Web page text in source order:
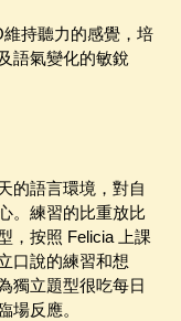
持聽力的感覺，培
語氣變化的敏銳
的語言環境，對自
。練習的比重放比
，按照 Felicia 上課
口說的練習和想
獨立題型很吃每日
場反應。